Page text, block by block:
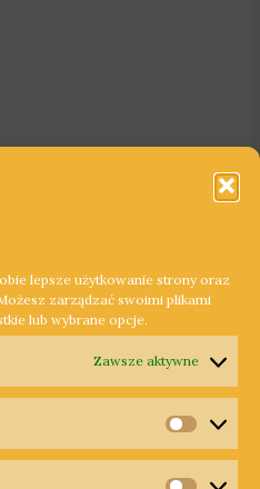
lepsze użytkowanie strony oraz
zarządzać swoimi plikami
lub wybrane opcje.
Zawsze aktywne
Następny Wpis